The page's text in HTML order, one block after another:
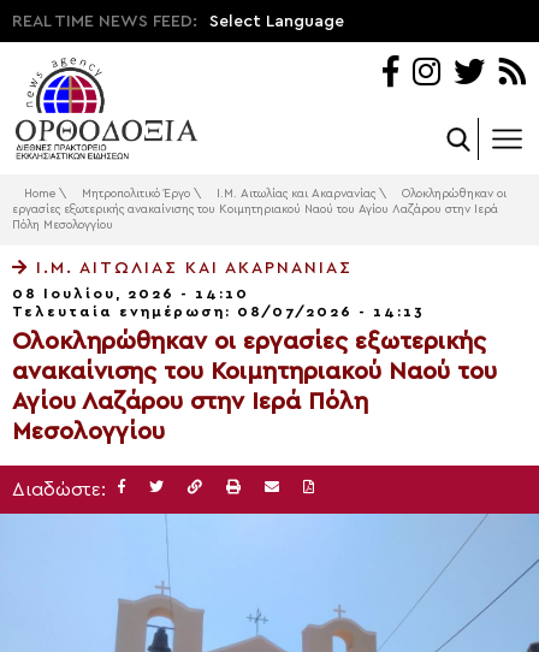
REAL TIME NEWS FEED: Select Language
Home \ Μητροπολιτικό Έργο \ Ι.Μ. Αιτωλίας και Ακαρνανίας \
Ολοκληρώθηκαν οι
εργασίες εξωτερικής ανακαίνισης του Κοιμητηριακού Ναού του Αγίου Λαζάρου στην Ιερά
Πόλη Μεσολογγίου
Ι.Μ. ΑΙΤΩΛΊΑΣ ΚΑΙ ΑΚΑΡΝΑΝΊΑΣ
08 Ιουλίου, 2026 - 14:10
Τελευταία ενημέρωση: 08/07/2026 - 14:13
Ολοκληρώθηκαν οι εργασίες εξωτερικής
ανακαίνισης του Κοιμητηριακού Ναού του
Αγίου Λαζάρου στην Ιερά Πόλη
Μεσολογγίου
Διαδώστε: